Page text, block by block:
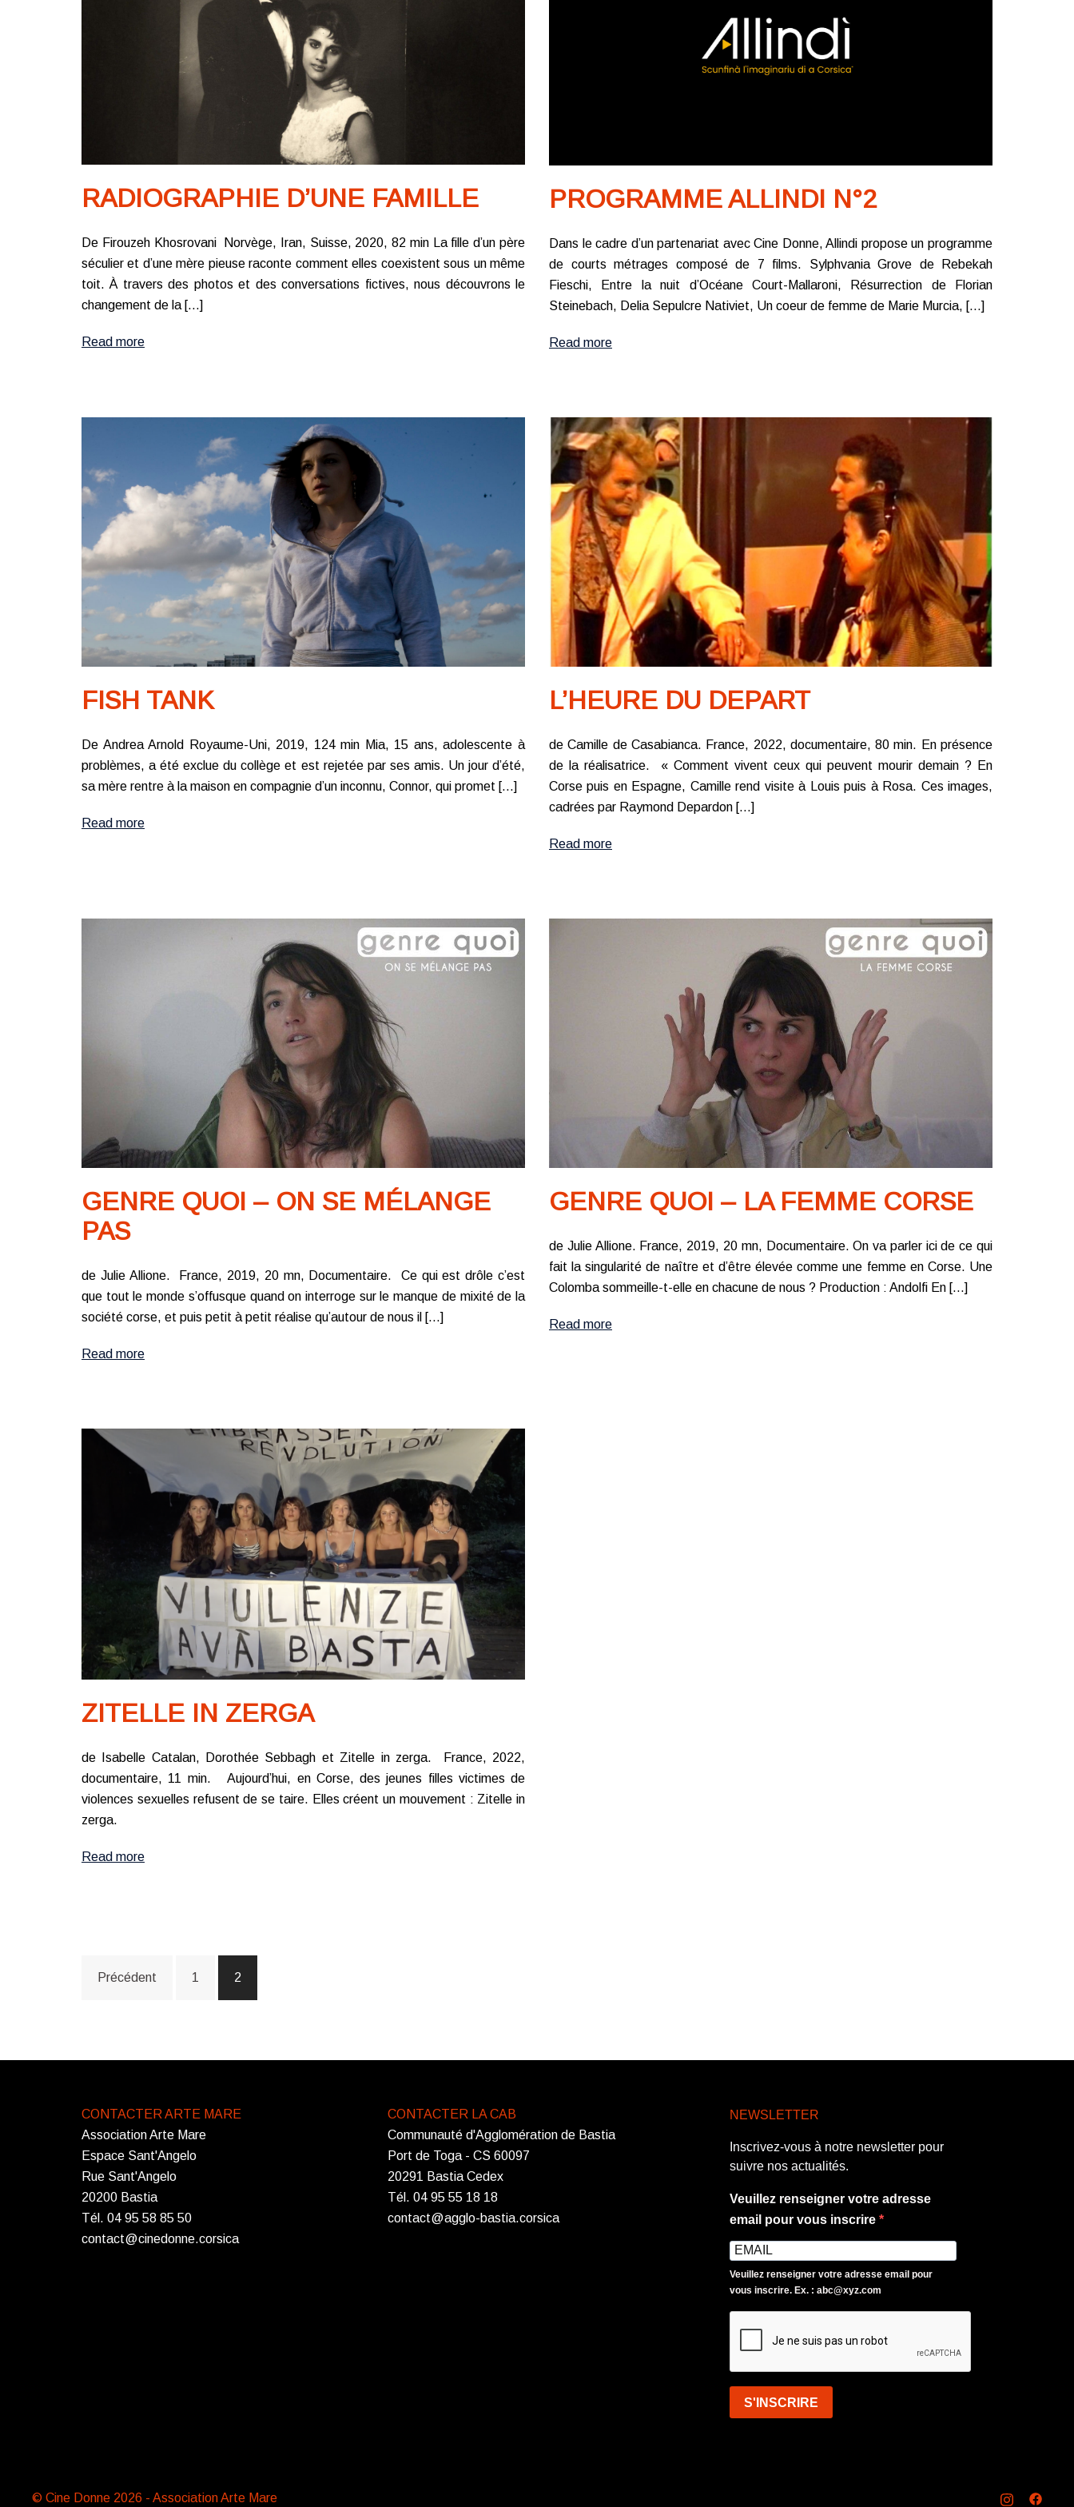
RADIOGRAPHIE D’UNE FAMILLE
De Firouzeh Khosrovani Norvège, Iran, Suisse, 2020, 82 min La fille d’un père
séculier et d’une mère pieuse raconte comment elles coexistent sous un même
toit. À travers des photos et des conversations fictives, nous découvrons le
changement de la […]
Read more
PROGRAMME ALLINDI N°2
Dans le cadre d’un partenariat avec Cine Donne, Allindi propose un programme
de courts métrages composé de 7 films. Sylphvania Grove de Rebekah
Fieschi, Entre la nuit d’Océane Court-Mallaroni, Résurrection de Florian
Steinebach, Delia Sepulcre Nativiet, Un coeur de femme de Marie Murcia, […]
Read more
FISH TANK
De Andrea Arnold Royaume-Uni, 2019, 124 min Mia, 15 ans, adolescente à
problèmes, a été exclue du collège et est rejetée par ses amis. Un jour d’été,
sa mère rentre à la maison en compagnie d’un inconnu, Connor, qui promet […]
Read more
L’HEURE DU DEPART
de Camille de Casabianca. France, 2022, documentaire, 80 min. En présence
de la réalisatrice. « Comment vivent ceux qui peuvent mourir demain ? En
Corse puis en Espagne, Camille rend visite à Louis puis à Rosa. Ces images,
cadrées par Raymond Depardon […]
Read more
GENRE QUOI – ON SE MÉLANGE
PAS
de Julie Allione. France, 2019, 20 mn, Documentaire. Ce qui est drôle c’est
que tout le monde s’offusque quand on interroge sur le manque de mixité de la
société corse, et puis petit à petit réalise qu’autour de nous il […]
Read more
GENRE QUOI – LA FEMME CORSE
de Julie Allione. France, 2019, 20 mn, Documentaire. On va parler ici de ce qui
fait la singularité de naître et d’être élevée comme une femme en Corse. Une
Colomba sommeille-t-elle en chacune de nous ? Production : Andolfi En […]
Read more
ZITELLE IN ZERGA
de Isabelle Catalan, Dorothée Sebbagh et Zitelle in zerga. France, 2022,
documentaire, 11 min. Aujourd’hui, en Corse, des jeunes filles victimes de
violences sexuelles refusent de se taire. Elles créent un mouvement : Zitelle in
zerga.
Read more
Navigation
articles
Précédent 1 2
CONTACTER ARTE MARE
Association Arte Mare
Espace Sant'Angelo
Rue Sant'Angelo
20200 Bastia
Tél. 04 95 58 85 50
contact@cinedonne.corsica
CONTACTER LA CAB
Communauté d'Agglomération de Bastia
Port de Toga - CS 60097
20291 Bastia Cedex
Tél. 04 95 55 18 18
contact@agglo-bastia.corsica
NEWSLETTER
Inscrivez-vous à notre newsletter pour
suivre nos actualités.
Veuillez renseigner votre adresse
email pour vous inscrire
Veuillez renseigner votre adresse email pour
vous inscrire. Ex. : abc@xyz.com
S'INSCRIRE
© Cine Donne 2026 - Association Arte Mare